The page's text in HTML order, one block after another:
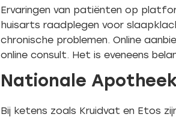
Ervaringen van patiënten op
huisarts raadplegen voor
chronische problemen. Online
online consult. Het is eveneens
Nationale
Bij ketens zoals Kruidvat en Etos